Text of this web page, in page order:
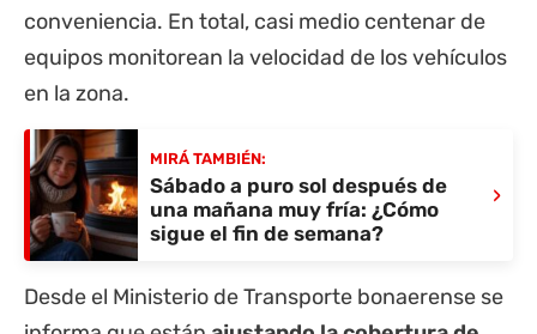
conveniencia. En total, casi medio centenar de
equipos monitorean la velocidad de los vehículos
en la zona.
MIRÁ TAMBIÉN:
Sábado a puro sol después de
una mañana muy fría: ¿Cómo
sigue el fin de semana?
›
Desde el Ministerio de Transporte bonaerense se